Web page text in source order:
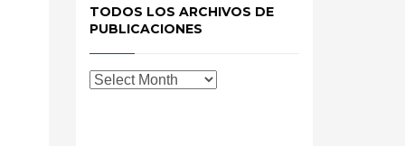
TODOS LOS ARCHIVOS DE
PUBLICACIONES